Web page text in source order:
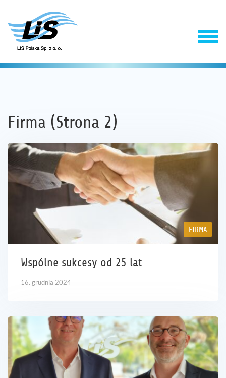
Produkty
Kontakt
PL
Firma (Strona 2)
FIRMA
Wspólne sukcesy od 25 lat
16. grudnia 2024